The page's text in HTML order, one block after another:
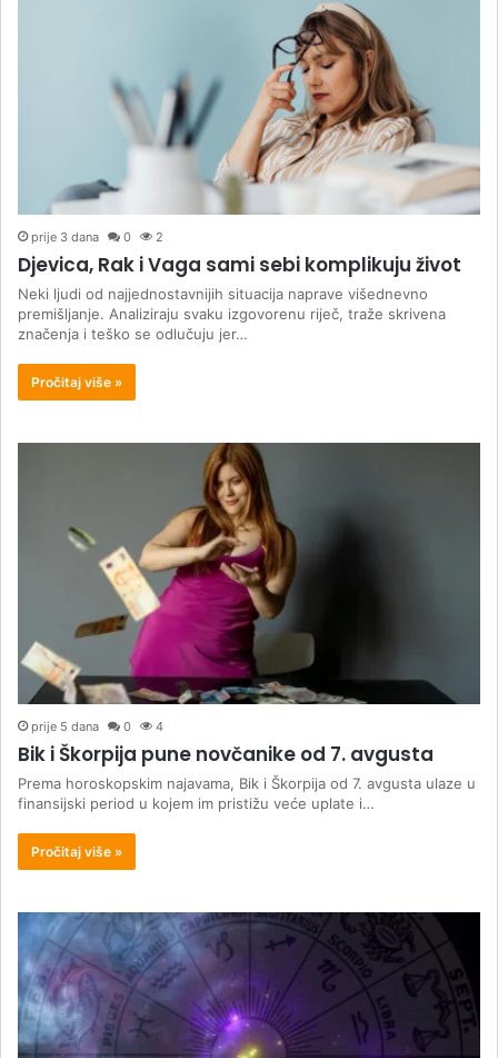
prije 3 dana 0 2
Djevica, Rak i Vaga sami sebi komplikuju život
Neki ljudi od najjednostavnijih situacija naprave višednevno
premišljanje. Analiziraju svaku izgovorenu riječ, traže skrivena
značenja i teško se odlučuju jer…
Pročitaj više »
prije 5 dana 0 4
Bik i Škorpija pune novčanike od 7. avgusta
Prema horoskopskim najavama, Bik i Škorpija od 7. avgusta ulaze u
finansijski period u kojem im pristižu veće uplate i…
Pročitaj više »